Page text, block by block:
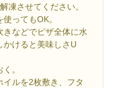
凍させてください。
ってもOK。
きなどでピザ全体に水
かけると美味しさU
。
イルを2枚敷き、フタ